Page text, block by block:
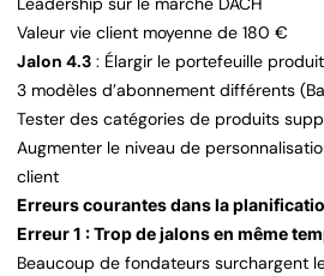
Valeur vie client moyenne de 180 €
Jalon 4.3 : Élargir le portefeuille produit
3 modèles d’abonnement différents
Tester des catégories de produits
Augmenter le niveau de
client
Erreurs courantes dans la
Erreur 1 : Trop de jalons en même
Beaucoup de fondateurs surchargent